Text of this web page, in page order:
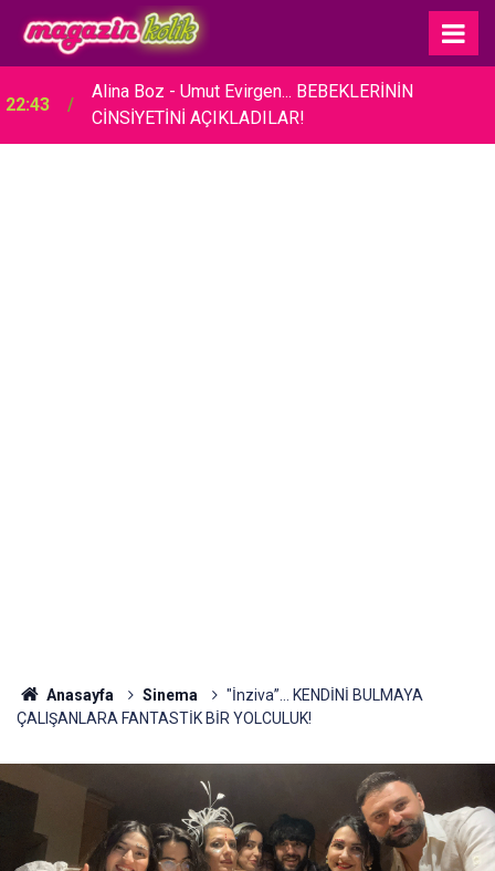
22:43
Alina Boz - Umut Evirgen... BEBEKLERİNİN
CİNSİYETİNİ AÇIKLADILAR!
Anasayfa Sinema
"İnziva”… KENDİNİ BULMAYA
ÇALIŞANLARA FANTASTİK BİR YOLCULUK!